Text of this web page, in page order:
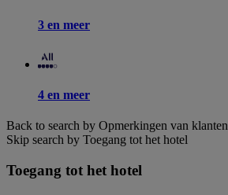
3 en meer
4 en meer
Back to search by Opmerkingen van klanten
Skip search by Toegang tot het hotel
Toegang tot het hotel